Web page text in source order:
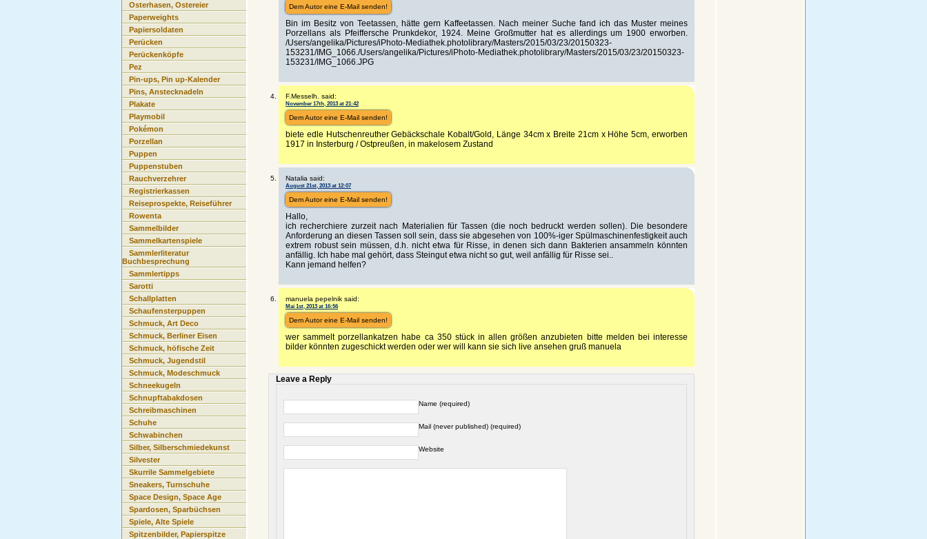
Dem Autor eine E-Mail senden!
Bin im Besitz von Teetassen, hätte gern Kaffeetassen. Nach meiner Suche fand ich das Muster meines
Porzellans als Pfeiffersche Prunkdekor, 1924. Meine Großmutter hat es allerdings um 1900 erworben.
/Users/angelika/Pictures/iPhoto-Mediathek.photolibrary/Masters/2015/03/23/20150323-
153231/IMG_1066./Users/angelika/Pictures/iPhoto-Mediathek.photolibrary/Masters/2015/03/23/20150323-
153231/IMG_1066.JPG
F.Messelh. said:
November 17th, 2013 at 21:42
Dem Autor eine E-Mail senden!
biete edle Hutschenreuther Gebäckschale Kobalt/Gold, Länge 34cm x Breite 21cm x Höhe 5cm, erworben
1917 in Insterburg / Ostpreußen, in makelosem Zustand
Natalia said:
August 21st, 2013 at 12:07
Dem Autor eine E-Mail senden!
Hallo,
ich recherchiere zurzeit nach Materialien für Tassen (die noch bedruckt werden sollen). Die besondere
Anforderung an diesen Tassen soll sein, dass sie abgesehen von 100%-iger Spülmaschinenfestigkeit auch
extrem robust sein müssen, d.h. nicht etwa für Risse, in denen sich dann Bakterien ansammeln könnten
anfällig. Ich habe mal gehört, dass Steingut etwa nicht so gut, weil anfällig für Risse sei..
Kann jemand helfen?
manuela pepelnik said:
Mai 1st, 2013 at 16:56
Dem Autor eine E-Mail senden!
wer sammelt porzellankatzen habe ca 350 stück in allen größen anzubieten bitte melden bei interesse
bilder könnten zugeschickt werden oder wer will kann sie sich live ansehen gruß manuela
Leave a Reply
Name (required)
Mail (never published) (required)
Website
Osterhasen, Ostereier
Paperweights
Papiersoldaten
Perücken
Perückenköpfe
Pez
Pin-ups, Pin up-Kalender
Pins, Anstecknadeln
Plakate
Playmobil
Pokémon
Porzellan
Puppen
Puppenstuben
Rauchverzehrer
Registrierkassen
Reiseprospekte, Reiseführer
Rowenta
Sammelbilder
Sammelkartenspiele
Sammlerliteratur
Buchbesprechung
Sammlertipps
Sarotti
Schallplatten
Schaufensterpuppen
Schmuck, Art Deco
Schmuck, Berliner Eisen
Schmuck, höfische Zeit
Schmuck, Jugendstil
Schmuck, Modeschmuck
Schneekugeln
Schnupftabakdosen
Schreibmaschinen
Schuhe
Schwabinchen
Silber, Silberschmiedekunst
Silvester
Skurrile Sammelgebiete
Sneakers, Turnschuhe
Space Design, Space Age
Spardosen, Sparbüchsen
Spiele, Alte Spiele
Spitzenbilder, Papierspitze